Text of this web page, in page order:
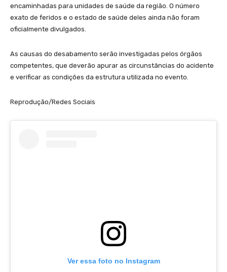
encaminhadas para unidades de saúde da região. O número
exato de feridos e o estado de saúde deles ainda não foram
oficialmente divulgados.
As causas do desabamento serão investigadas pelos órgãos
competentes, que deverão apurar as circunstâncias do acidente
e verificar as condições da estrutura utilizada no evento.
Reprodução/Redes Sociais
Ver essa foto no Instagram